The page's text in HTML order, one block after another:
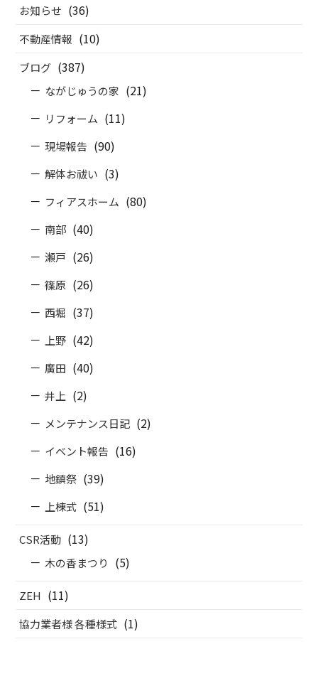
お知らせ (36)
不動産情報 (10)
ブログ (387)
ながじゅうの家 (21)
リフォーム (11)
現場報告 (90)
解体お祓い (3)
フィアスホーム (80)
南部 (40)
瀬戸 (26)
篠原 (26)
西堀 (37)
上野 (42)
廣田 (40)
井上 (2)
メンテナンス日記 (2)
イベント報告 (16)
地鎮祭 (39)
上棟式 (51)
CSR活動 (13)
木の香まつり (5)
ZEH (11)
協力業者様 各種様式 (1)